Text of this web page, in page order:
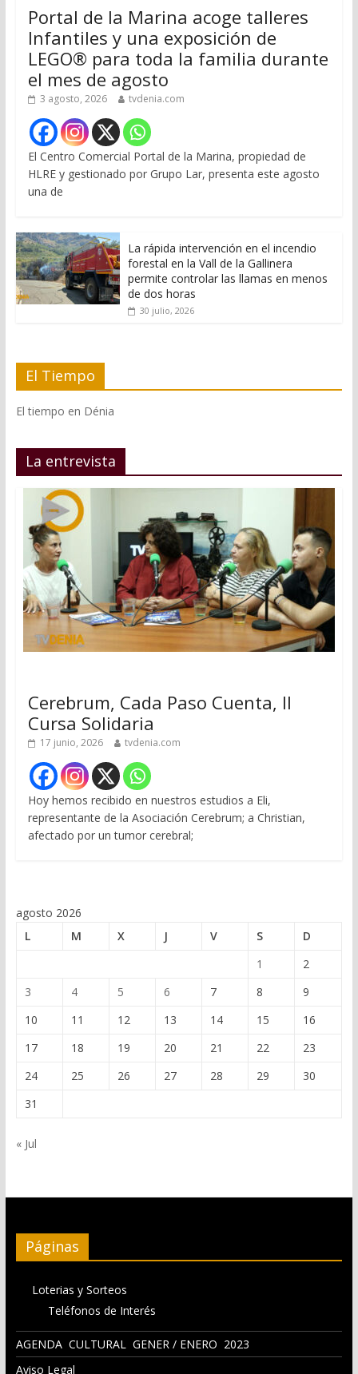
Portal de la Marina acoge talleres
Infantiles y una exposición de
LEGO® para toda la familia durante
el mes de agosto
3 agosto, 2026 tvdenia.com
El Centro Comercial Portal de la Marina, propiedad de
HLRE y gestionado por Grupo Lar, presenta este agosto
una de
La rápida intervención en el incendio
forestal en la Vall de la Gallinera
permite controlar las llamas en menos
de dos horas
30 julio, 2026
El Tiempo
El tiempo en Dénia
La entrevista
Cerebrum, Cada Paso Cuenta, II
Cursa Solidaria
17 junio, 2026 tvdenia.com
Hoy hemos recibido en nuestros estudios a Eli,
representante de la Asociación Cerebrum; a Christian,
afectado por un tumor cerebral;
agosto 2026
L
M X J V S
D
1
2
3
4 5 6 7 8
9
10
11 12 13 14 15
16
17
18 19 20 21 22
23
24
25 26 27 28 29
30
31
« Jul
Páginas
Loterias y Sorteos
Teléfonos de Interés
AGENDA CULTURAL GENER / ENERO 2023
Aviso Legal